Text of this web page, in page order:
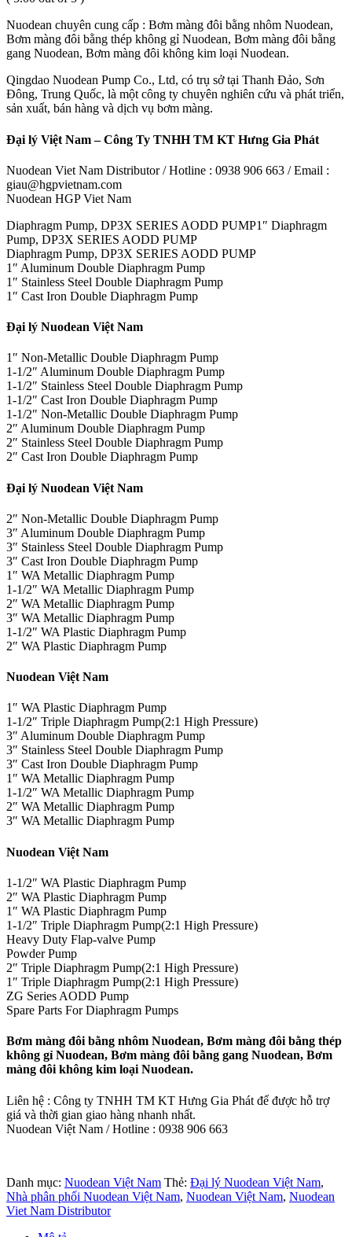
Nuodean chuyên cung cấp : Bơm màng đôi bằng nhôm Nuodean,
Bơm màng đôi bằng thép không gỉ Nuodean, Bơm màng đôi bằng
gang Nuodean, Bơm màng đôi không kim loại Nuodean.
Qingdao Nuodean Pump Co., Ltd, có trụ sở tại Thanh Đảo, Sơn
Đông, Trung Quốc, là một công ty chuyên nghiên cứu và phát triển,
sản xuất, bán hàng và dịch vụ bơm màng.
Đại lý Việt Nam – Công Ty TNHH TM KT Hưng Gia Phát
Nuodean Viet Nam Distributor / Hotline : 0938 906 663 / Email :
giau@hgpvietnam.com
Nuodean HGP Viet Nam
Diaphragm Pump, DP3X SERIES AODD PUMP1″ Diaphragm
Pump, DP3X SERIES AODD PUMP
Diaphragm Pump, DP3X SERIES AODD PUMP
1″ Aluminum Double Diaphragm Pump
1″ Stainless Steel Double Diaphragm Pump
1″ Cast Iron Double Diaphragm Pump
Đại lý Nuodean Việt Nam
1″ Non-Metallic Double Diaphragm Pump
1-1/2″ Aluminum Double Diaphragm Pump
1-1/2″ Stainless Steel Double Diaphragm Pump
1-1/2″ Cast Iron Double Diaphragm Pump
1-1/2″ Non-Metallic Double Diaphragm Pump
2″ Aluminum Double Diaphragm Pump
2″ Stainless Steel Double Diaphragm Pump
2″ Cast Iron Double Diaphragm Pump
Đại lý Nuodean Việt Nam
2″ Non-Metallic Double Diaphragm Pump
3″ Aluminum Double Diaphragm Pump
3″ Stainless Steel Double Diaphragm Pump
3″ Cast Iron Double Diaphragm Pump
1″ WA Metallic Diaphragm Pump
1-1/2″ WA Metallic Diaphragm Pump
2″ WA Metallic Diaphragm Pump
3″ WA Metallic Diaphragm Pump
1-1/2″ WA Plastic Diaphragm Pump
2″ WA Plastic Diaphragm Pump
Nuodean Việt Nam
1″ WA Plastic Diaphragm Pump
1-1/2″ Triple Diaphragm Pump(2:1 High Pressure)
3″ Aluminum Double Diaphragm Pump
3″ Stainless Steel Double Diaphragm Pump
3″ Cast Iron Double Diaphragm Pump
1″ WA Metallic Diaphragm Pump
1-1/2″ WA Metallic Diaphragm Pump
2″ WA Metallic Diaphragm Pump
3″ WA Metallic Diaphragm Pump
Nuodean Việt Nam
1-1/2″ WA Plastic Diaphragm Pump
2″ WA Plastic Diaphragm Pump
1″ WA Plastic Diaphragm Pump
1-1/2″ Triple Diaphragm Pump(2:1 High Pressure)
Heavy Duty Flap-valve Pump
Powder Pump
2″ Triple Diaphragm Pump(2:1 High Pressure)
1″ Triple Diaphragm Pump(2:1 High Pressure)
ZG Series AODD Pump
Spare Parts For Diaphragm Pumps
Bơm màng đôi bằng nhôm Nuodean, Bơm màng đôi bằng thép
không gỉ Nuodean, Bơm màng đôi bằng gang Nuodean, Bơm
màng đôi không kim loại Nuodean.
Liên hệ : Công ty TNHH TM KT Hưng Gia Phát để được hỗ trợ
giá và thời gian giao hàng nhanh nhất.
Nuodean Việt Nam / Hotline : 0938 906 663
Danh mục: Nuodean Việt Nam Thẻ: Đại lý Nuodean Việt Nam,
Nhà phân phối Nuodean Việt Nam, Nuodean Việt Nam, Nuodean
Viet Nam Distributor